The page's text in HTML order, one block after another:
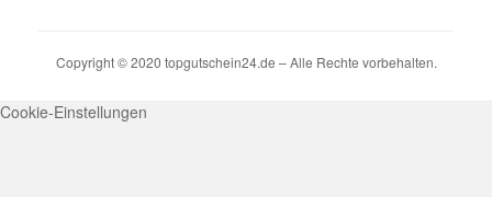
Copyright © 2020 topgutschein24.de – Alle Rechte vorbehalten.
Cookie-Einstellungen